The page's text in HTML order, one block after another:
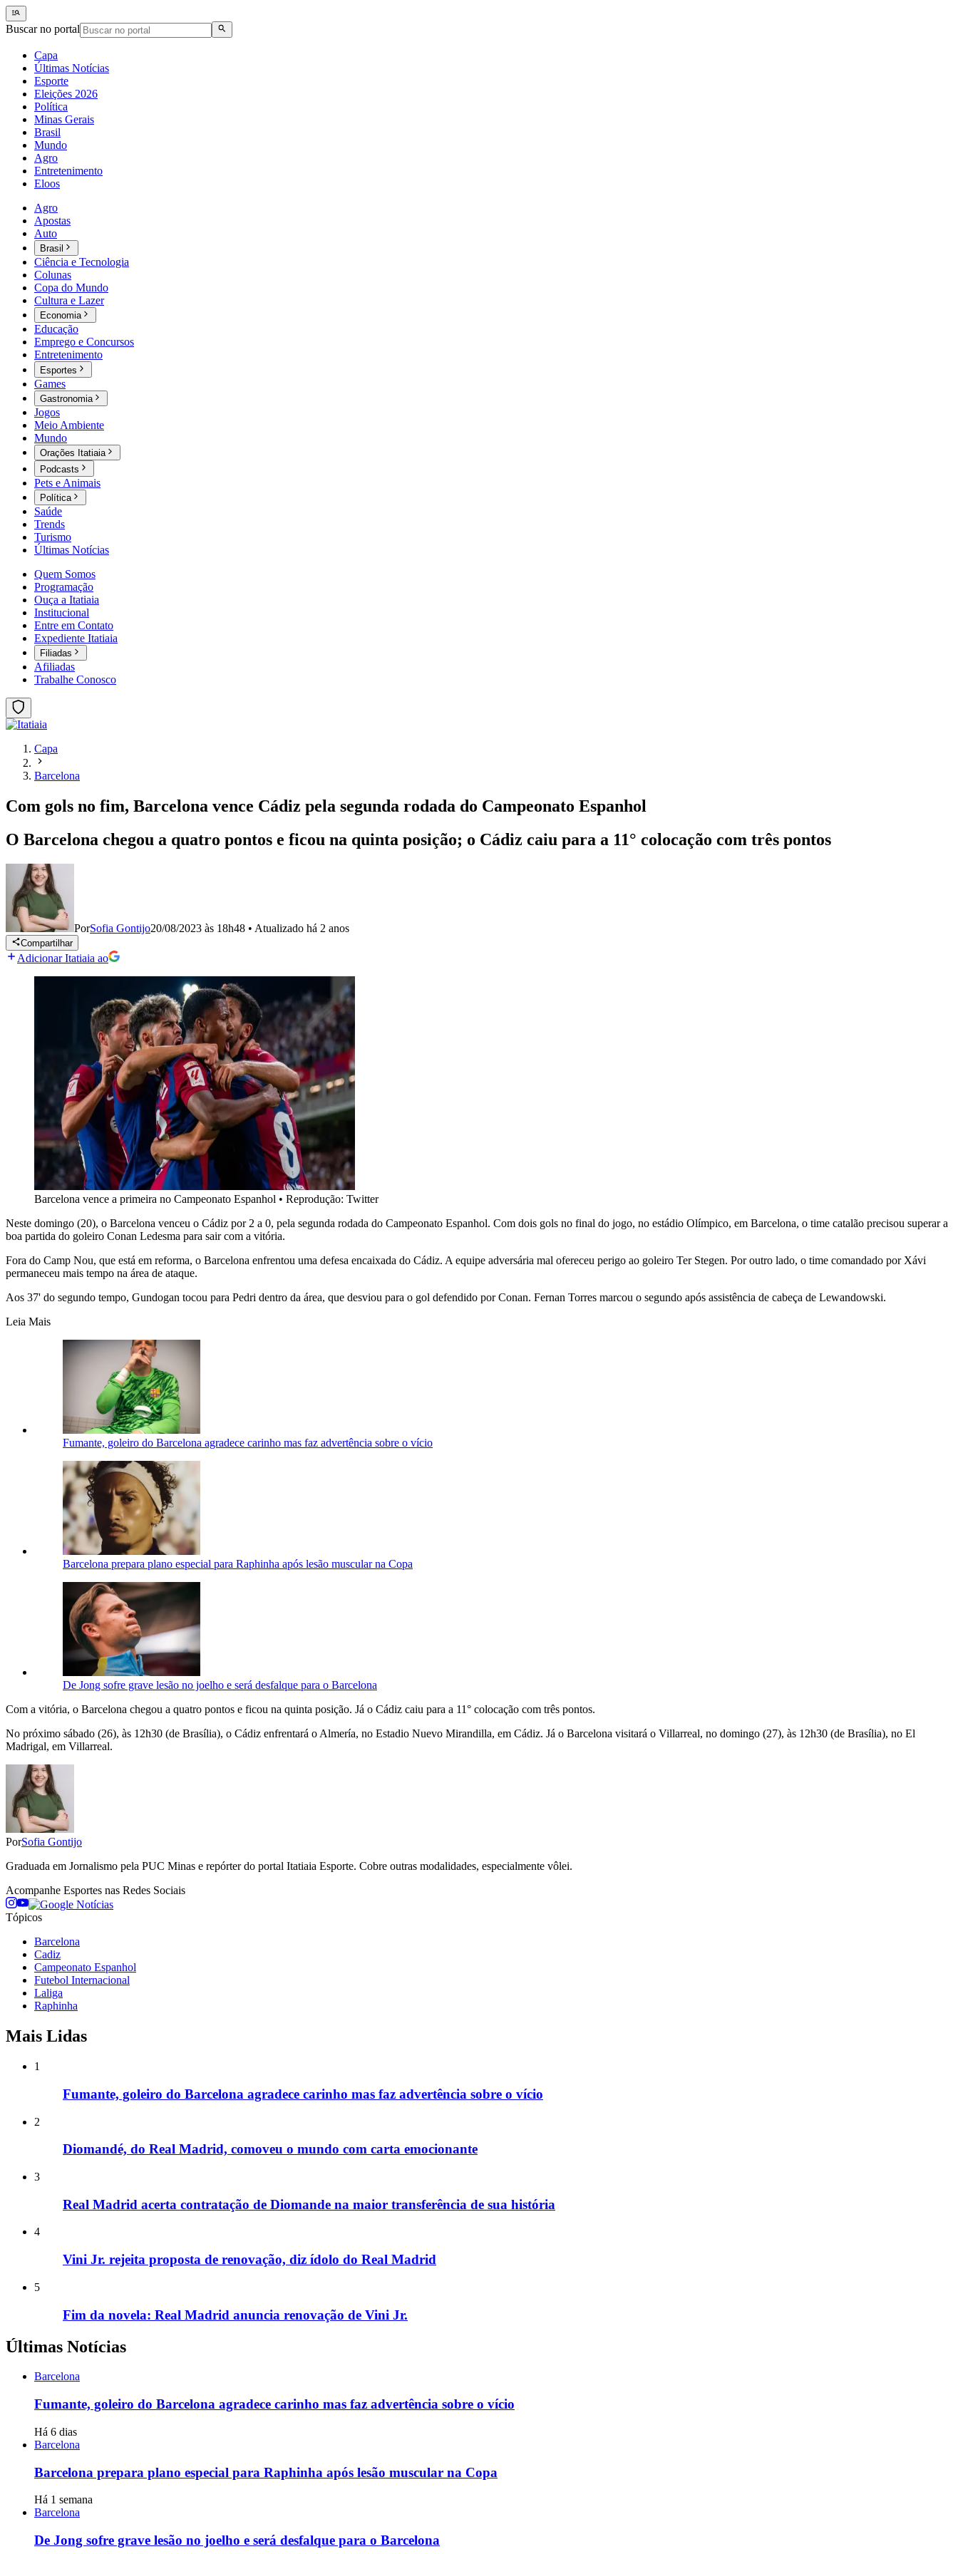
Buscar no portal
Capa
Últimas Notícias
Esporte
Eleições 2026
Política
Minas Gerais
Brasil
Mundo
Agro
Entretenimento
Eloos
Agro
Apostas
Auto
Brasil
Ciência e Tecnologia
Colunas
Copa do Mundo
Cultura e Lazer
Economia
Educação
Emprego e Concursos
Entretenimento
Esportes
Games
Gastronomia
Jogos
Meio Ambiente
Mundo
Orações Itatiaia
Podcasts
Pets e Animais
Política
Saúde
Trends
Turismo
Últimas Notícias
Quem Somos
Programação
Ouça a Itatiaia
Institucional
Entre em Contato
Expediente Itatiaia
Filiadas
Afiliadas
Trabalhe Conosco
Capa
Barcelona
Com gols no fim, Barcelona vence Cádiz pela segunda rodada do Campeonato Espanhol
O Barcelona chegou a quatro pontos e ficou na quinta posição; o Cádiz caiu para a 11° colocação com três pontos
PorSofia Gontijo20/08/2023 às 18h48 • Atualizado há 2 anos
Compartilhar
Adicionar Itatiaia ao
Barcelona vence a primeira no Campeonato Espanhol • Reprodução: Twitter
Neste domingo (20), o Barcelona venceu o Cádiz por 2 a 0, pela segunda rodada do Campeonato Espanhol. Com dois gols no final do jogo, no estádio Olímpico, em Barcelona, o time catalão precisou superar a
boa partida do goleiro Conan Ledesma para sair com a vitória.
Fora do Camp Nou, que está em reforma, o Barcelona enfrentou uma defesa encaixada do Cádiz. A equipe adversária mal ofereceu perigo ao goleiro Ter Stegen. Por outro lado, o time comandado por Xávi
permaneceu mais tempo na área de ataque.
Aos 37' do segundo tempo, Gundogan tocou para Pedri dentro da área, que desviou para o gol defendido por Conan. Fernan Torres marcou o segundo após assistência de cabeça de Lewandowski.
Leia Mais
Fumante, goleiro do Barcelona agradece carinho mas faz advertência sobre o vício
Barcelona prepara plano especial para Raphinha após lesão muscular na Copa
De Jong sofre grave lesão no joelho e será desfalque para o Barcelona
Com a vitória, o Barcelona chegou a quatro pontos e ficou na quinta posição. Já o Cádiz caiu para a 11° colocação com três pontos.
No próximo sábado (26), às 12h30 (de Brasília), o Cádiz enfrentará o Almería, no Estadio Nuevo Mirandilla, em Cádiz. Já o Barcelona visitará o Villarreal, no domingo (27), às 12h30 (de Brasília), no El
Madrigal, em Villarreal.
PorSofia Gontijo
Graduada em Jornalismo pela PUC Minas e repórter do portal Itatiaia Esporte. Cobre outras modalidades, especialmente vôlei.
Acompanhe Esportes nas Redes Sociais
Tópicos
Barcelona
Cadiz
Campeonato Espanhol
Futebol Internacional
Laliga
Raphinha
Mais Lidas
1
Fumante, goleiro do Barcelona agradece carinho mas faz advertência sobre o vício
2
Diomandé, do Real Madrid, comoveu o mundo com carta emocionante
3
Real Madrid acerta contratação de Diomande na maior transferência de sua história
4
Vini Jr. rejeita proposta de renovação, diz ídolo do Real Madrid
5
Fim da novela: Real Madrid anuncia renovação de Vini Jr.
Últimas Notícias
Barcelona
Fumante, goleiro do Barcelona agradece carinho mas faz advertência sobre o vício
Há 6 dias
Barcelona
Barcelona prepara plano especial para Raphinha após lesão muscular na Copa
Há 1 semana
Barcelona
De Jong sofre grave lesão no joelho e será desfalque para o Barcelona